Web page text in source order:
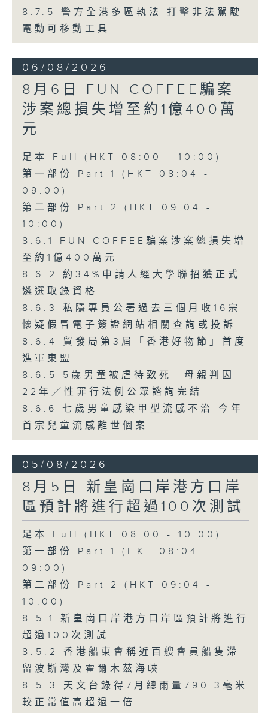
8.7.5 警方全港多區執法 打擊非法駕駛
電動可移動工具
06/08/2026
8月6日 FUN COFFEE騙案
涉案總損失增至約1億400萬
元
足本 Full (HKT 08:00 - 10:00)
第一部份 Part 1 (HKT 08:04 -
09:00)
第二部份 Part 2 (HKT 09:04 -
10:00)
8.6.1 FUN COFFEE騙案涉案總損失增
至約1億400萬元
8.6.2 約34%申請人經大學聯招獲正式
遴選取錄資格
8.6.3 私隱專員公署過去三個月收16宗
懷疑假冒電子簽證網站相關查詢或投訴
8.6.4 貿發局第3屆「香港好物節」首度
進軍東盟
8.6.5 5歲男童被虐待致死 母親判囚
22年／性罪行法例公眾諮詢完結
8.6.6 七歲男童感染甲型流感不治 今年
首宗兒童流感離世個案
05/08/2026
8月5日 新皇崗口岸港方口岸
區預計將進行超過100次測試
足本 Full (HKT 08:00 - 10:00)
第一部份 Part 1 (HKT 08:04 -
09:00)
第二部份 Part 2 (HKT 09:04 -
10:00)
8.5.1 新皇崗口岸港方口岸區預計將進行
超過100次測試
8.5.2 香港船東會稱近百艘會員船隻滯
留波斯灣及霍爾木茲海峽
8.5.3 天文台錄得7月總雨量790.3毫米
較正常值高超過一倍